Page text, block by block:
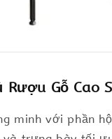
Rượu Gỗ
minh với phần